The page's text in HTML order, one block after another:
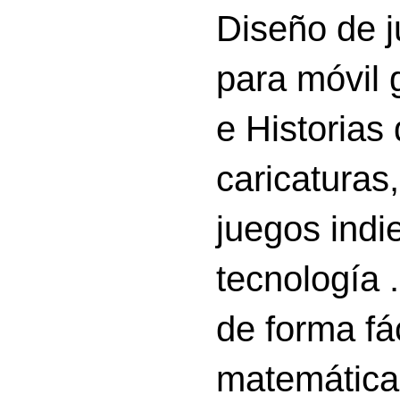
Diseño de
para móvil
e Historias
juegos
tecnología
de forma